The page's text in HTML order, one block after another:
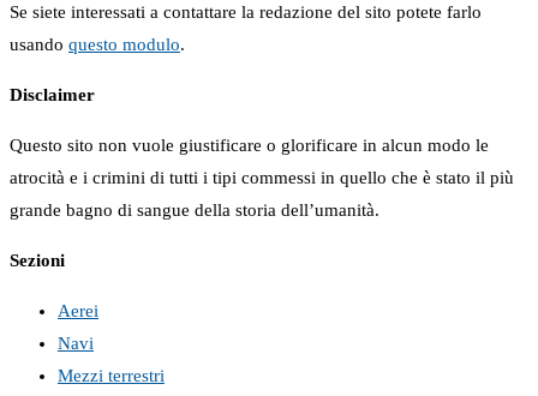
Se siete interessati a contattare la redazione del sito potete farlo
usando questo modulo.
Disclaimer
Questo sito non vuole giustificare o glorificare in alcun modo le
atrocità e i crimini di tutti i tipi commessi in quello che è stato il più
grande bagno di sangue della storia dell’umanità.
Sezioni
Aerei
Navi
Mezzi terrestri